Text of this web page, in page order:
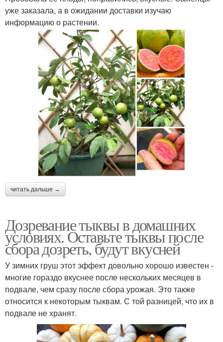
уже заказала, а в ожидании доставки изучаю
информацию о растении.
читать дальше →
Дозревание тыквы в домашних
условиях. Оставьте тыквы после
сбора дозреть, будут вкусней
У зимних груш этот эффект довольно хорошо известен -
многие гораздо вкуснее после нескольких месяцев в
подвале, чем сразу после сбора урожая. Это также
относится к некоторым тыквам. С той разницей, что их в
подвале не хранят.